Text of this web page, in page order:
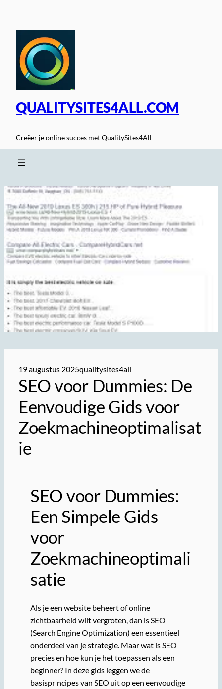
inhoud
QUALITYSITES4ALL.COM
Creëer je online succes met QualitySites4All
19 augustus 2025qualitysites4all
SEO voor Dummies: De
Eenvoudige Gids voor
Zoekmachineoptimalisat
ie
SEO voor Dummies:
Een Simpele Gids
voor
Zoekmachineoptimali
satie
Als je een website beheert of online
zichtbaarheid wilt vergroten, dan is SEO
(Search Engine Optimization) een essentieel
onderdeel van je strategie. Maar wat is SEO
precies en hoe kun je het toepassen als een
beginner? In deze gids leggen we de
basisprincipes van SEO uit op een eenvoudige